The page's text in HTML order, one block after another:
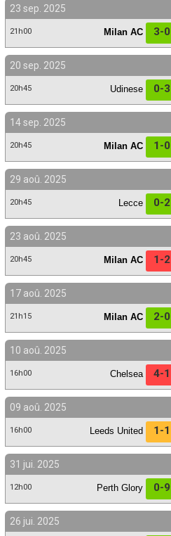
23 sep. 2025
21h00 Milan AC 3-0
20 sep. 2025
20h45 Udinese 0-3
14 sep. 2025
20h45 Milan AC 1-0
29 aoû. 2025
20h45 Lecce 0-2
23 aoû. 2025
20h45 Milan AC 1-2
17 aoû. 2025
21h15 Milan AC 2-0
10 aoû. 2025
16h00 Chelsea 4-1
09 aoû. 2025
16h00 Leeds United 1-1
31 jui. 2025
12h00 Perth Glory 0-9
26 jui. 2025